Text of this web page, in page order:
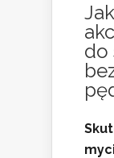
do